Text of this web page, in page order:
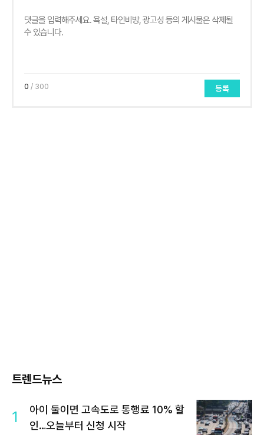
0 / 300 등록
트렌드뉴스
1
아이 둘이면 고속도로 통행료 10% 할
인…오늘부터 신청 시작